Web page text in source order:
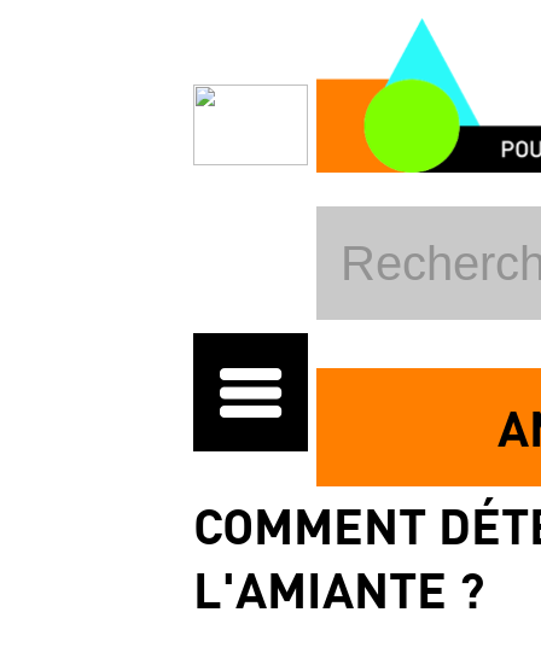
Aller au contenu principal
COMMENT
L'AMIANTE ?